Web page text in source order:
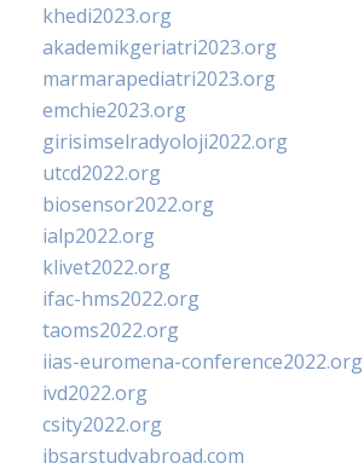
khedi2023.org
akademikgeriatri2023.org
marmarapediatri2023.org
emchie2023.org
girisimselradyoloji2022.org
utcd2022.org
biosensor2022.org
ialp2022.org
klivet2022.org
ifac-hms2022.org
taoms2022.org
iias-euromena-conference2022.org
ivd2022.org
csity2022.org
ibsarstudyabroad.com